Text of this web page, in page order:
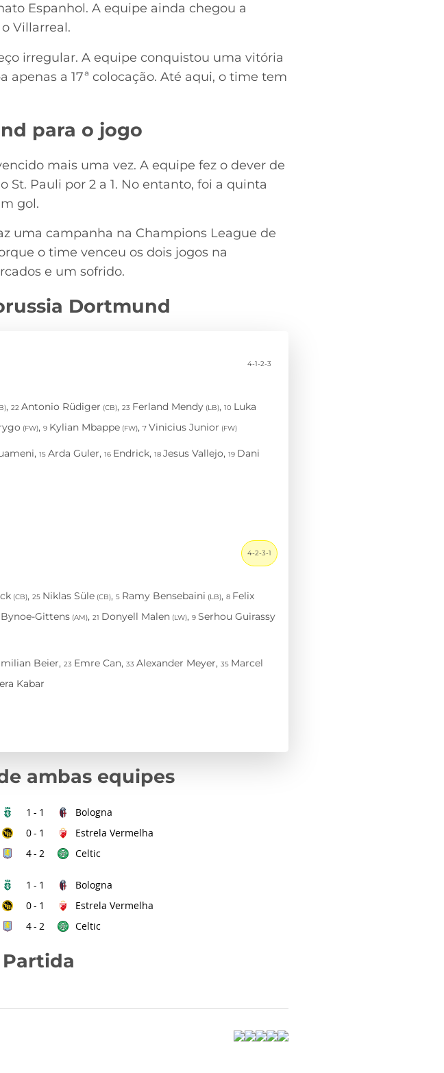
Espanhol. A equipe ainda chegou a
Villarreal.
irregular. A equipe conquistou uma vitória
a 17ª colocação. Até aqui, o time tem
para o jogo
mais uma vez. A equipe fez o dever de
Pauli por 2 a 1. No entanto, foi a quinta
gol.
uma campanha na Champions League de
o time venceu os dois jogos na
e um sofrido.
Dortmund
ambas equipes
1 - 1 Bologna
0- 1 Estrela Vermelha
4- 2 Celtic
1 - 1 Bologna
0- 1 Estrela Vermelha
4- 2 Celtic